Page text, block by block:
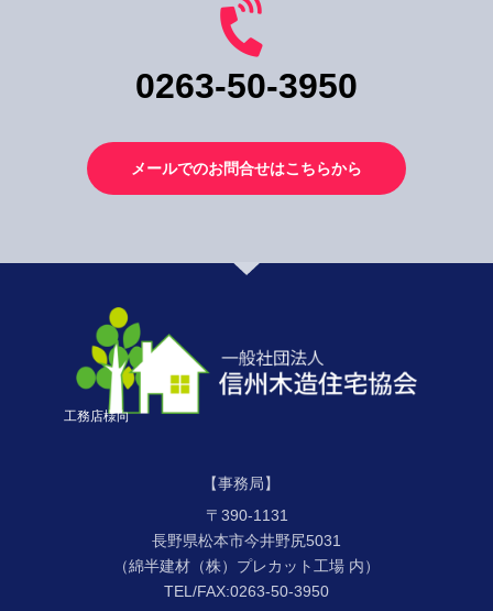
0263-50-3950
メールでのお問合せはこちらから
工務店様向
【事務局】
〒390-1131
長野県松本市今井野尻5031
（綿半建材（株）プレカット工場 内）
TEL/FAX:0263-50-3950